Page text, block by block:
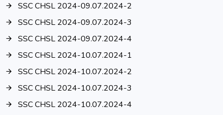
SSC CHSL 2024-09.07.2024-2
SSC CHSL 2024-09.07.2024-3
SSC CHSL 2024-09.07.2024-4
SSC CHSL 2024-10.07.2024-1
SSC CHSL 2024-10.07.2024-2
SSC CHSL 2024-10.07.2024-3
SSC CHSL 2024-10.07.2024-4